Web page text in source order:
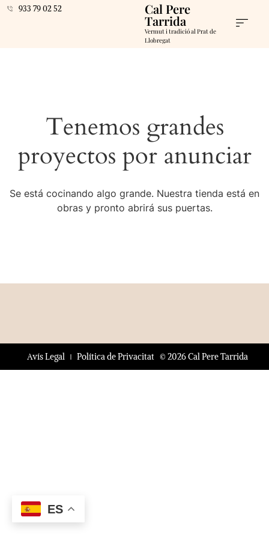
933 79 02 52 Cal Pere
Tarrida
Vermut i tradició al Prat de
Llobregat
Tenemos grandes
proyectos por anunciar
Se está cocinando algo grande. Nuestra tienda está en
obras y pronto abrirá sus puertas.
© 2026 Cal Pere Tarrida
Avís Legal Política de Privacitat
ES